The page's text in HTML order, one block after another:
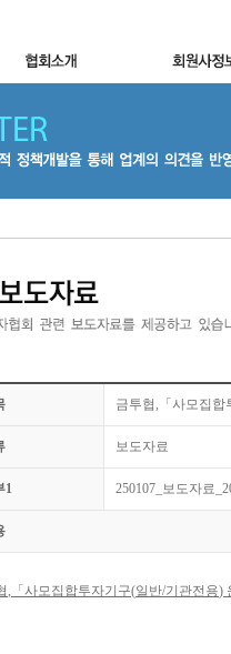
금투협,「사모집합
보도자료
1 250107_보도자료
, 「 사모집합투자기구(일반/기관전용)